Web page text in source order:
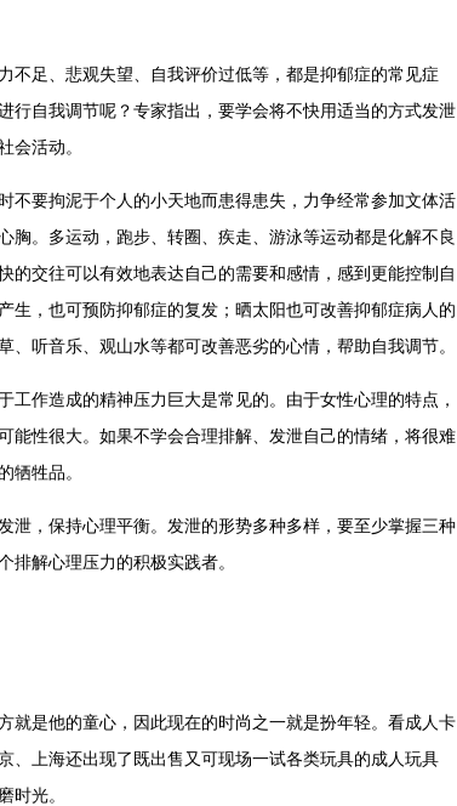
足、悲观失望、自我评价过低等，都是抑郁症的常见症
行自我调节呢？专家指出，要学会将不快用适当的方式发泄
会活动。
要拘泥于个人的小天地而患得患失，力争经常参加文体活
胸。多运动，跑步、转圈、疾走、游泳等运动都是化解不良
的交往可以有效地表达自己的需要和感情，感到更能控制自
生，也可预防抑郁症的复发；晒太阳也可改善抑郁症病人的
听音乐、观山水等都可改善恶劣的心情，帮助自我调节。
作造成的精神压力巨大是常见的。由于女性心理的特点，
能性很大。如果不学会合理排解、发泄自己的情绪，将很难
牺牲品。
，保持心理平衡。发泄的形势多种多样，要至少掌握三种
排解心理压力的积极实践者。
是他的童心，因此现在的时尚之一就是扮年轻。看成人卡
、上海还出现了既出售又可现场一试各类玩具的成人玩具
时光。